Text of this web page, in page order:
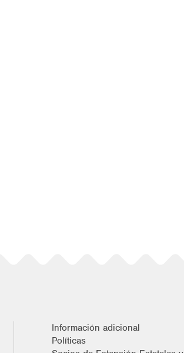
Información adicional
Políticas